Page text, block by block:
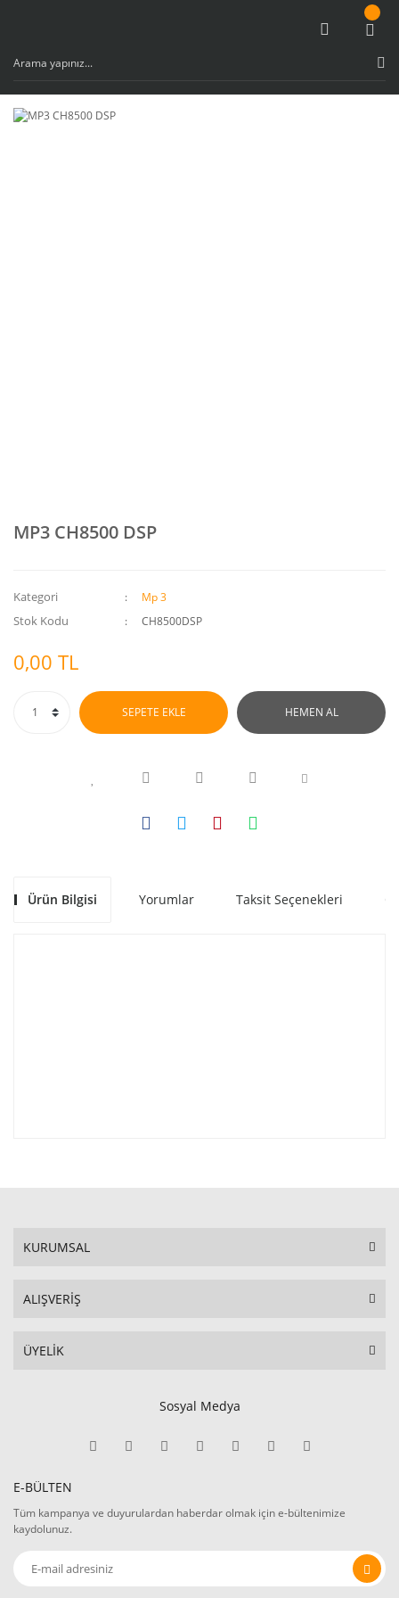
MP3 CH8500 DSP
Kategori Mp 3
Stok Kodu CH8500DSP
0,00 TL
SEPETE EKLE HEMEN AL
Ürün Bilgisi Yorumlar Taksit Seçenekleri
KURUMSAL
ALIŞVERİŞ
ÜYELİK
Sosyal Medya
E-BÜLTEN
Tüm kampanya ve duyurulardan haberdar olmak için e-bültenimize
kaydolunuz.